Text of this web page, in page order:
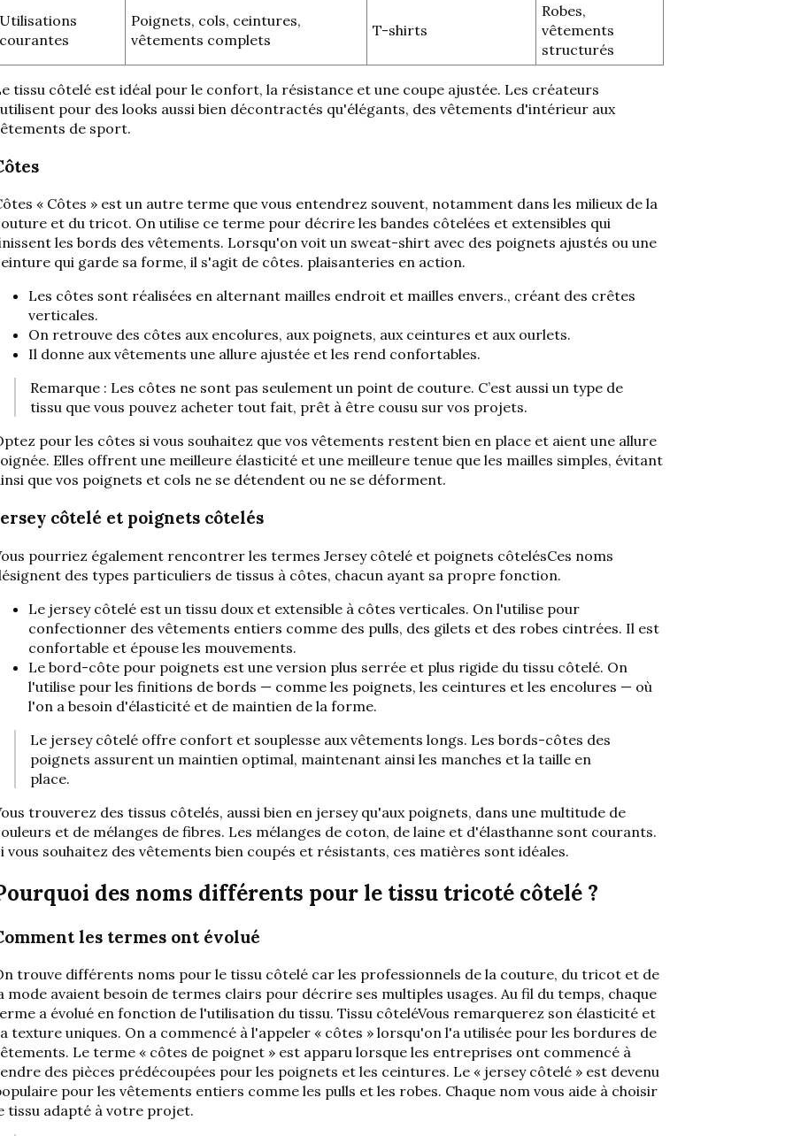
Utilisations
courantes
Poignets, cols, ceintures,
vêtements complets
T-shirts
Robes,
vêtements
structurés
tissu côtelé est idéal pour le confort, la résistance et une coupe ajustée. Les créateurs
pour des looks aussi bien décontractés qu'élégants, des vêtements d'intérieur aux
de sport.
« Côtes » est un autre terme que vous entendrez souvent, notamment dans les milieux de la
et du tricot. On utilise ce terme pour décrire les bandes côtelées et extensibles qui
les bords des vêtements. Lorsqu'on voit un sweat-shirt avec des poignets ajustés ou une
qui garde sa forme, il s'agit de côtes. plaisanteries en action.
Les côtes sont réalisées en alternant mailles endroit et mailles envers., créant des crêtes
verticales.
On retrouve des côtes aux encolures, aux poignets, aux ceintures et aux ourlets.
Il donne aux vêtements une allure ajustée et les rend confortables.
Remarque : Les côtes ne sont pas seulement un point de couture. C’est aussi un type de
tissu que vous pouvez acheter tout fait, prêt à être cousu sur vos projets.
pour les côtes si vous souhaitez que vos vêtements restent bien en place et aient une allure
Elles offrent une meilleure élasticité et une meilleure tenue que les mailles simples, évitant
que vos poignets et cols ne se détendent ou ne se déforment.
côtelé et poignets côtelés
pourriez également rencontrer les termes Jersey côtelé et poignets côtelésCes noms
des types particuliers de tissus à côtes, chacun ayant sa propre fonction.
Le jersey côtelé est un tissu doux et extensible à côtes verticales. On l'utilise pour
confectionner des vêtements entiers comme des pulls, des gilets et des robes cintrées. Il est
confortable et épouse les mouvements.
Le bord-côte pour poignets est une version plus serrée et plus rigide du tissu côtelé. On
l'utilise pour les finitions de bords — comme les poignets, les ceintures et les encolures — où
l'on a besoin d'élasticité et de maintien de la forme.
Le jersey côtelé offre confort et souplesse aux vêtements longs. Les bords-côtes des
poignets assurent un maintien optimal, maintenant ainsi les manches et la taille en
place.
trouverez des tissus côtelés, aussi bien en jersey qu'aux poignets, dans une multitude de
et de mélanges de fibres. Les mélanges de coton, de laine et d'élasthanne sont courants.
vous souhaitez des vêtements bien coupés et résistants, ces matières sont idéales.
des noms différents pour le tissu tricoté côtelé ?
les termes ont évolué
trouve différents noms pour le tissu côtelé car les professionnels de la couture, du tricot et de
mode avaient besoin de termes clairs pour décrire ses multiples usages. Au fil du temps, chaque
a évolué en fonction de l'utilisation du tissu. Tissu côteléVous remarquerez son élasticité et
texture uniques. On a commencé à l'appeler « côtes » lorsqu'on l'a utilisée pour les bordures de
Le terme « côtes de poignet » est apparu lorsque les entreprises ont commencé à
des pièces prédécoupées pour les poignets et les ceintures. Le « jersey côtelé » est devenu
pour les vêtements entiers comme les pulls et les robes. Chaque nom vous aide à choisir
tissu adapté à votre projet.